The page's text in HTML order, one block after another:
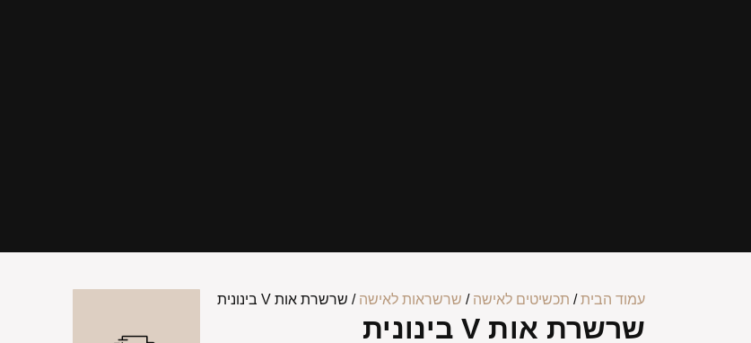
עמוד הבית/ תכשיטים לאישה / שרשראות לאישה / שרשרת אות V בינונית
שרשרת אות V בינונית